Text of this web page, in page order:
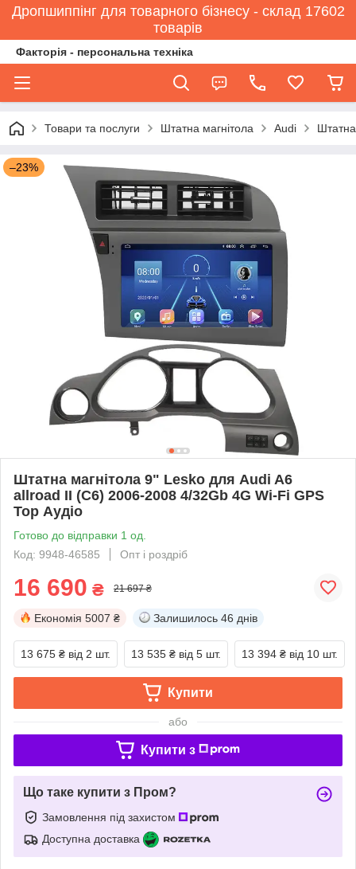
Дропшиппінг для товарного бізнесу - склад 17602
товарів
Факторія - персональна техніка
Товари та послуги Штатна магнітола Audi
–23%
Штатна магнітола 9" Lesko для Audi A6
allroad II (C6) 2006-2008 4/32Gb 4G Wi-Fi GPS
Top Аудіо
Готово до відправки 1 од.
Код: 9948-46585
Опт і роздріб
16 690 ₴ 21 697 ₴
Економія 5007 ₴ Залишилось 46 днів
13 675 ₴ від 2 шт. 13 535 ₴ від 5 шт. 13 394 ₴ від 10 шт.
Купити
або
Купити з
Що таке купити з Пром?
Замовлення під захистом
Доступна доставка